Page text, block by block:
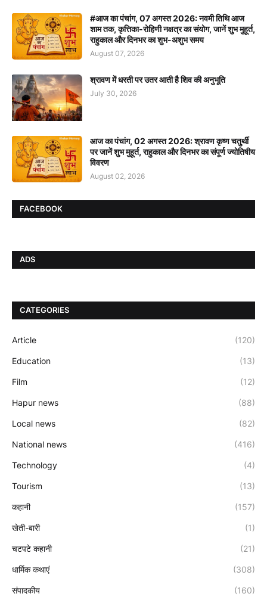
#आज का पंचांग, 07 अगस्त 2026: नवमी तिथि आज
शाम तक, कृत्तिका-रोहिणी नक्षत्र का संयोग, जानें शुभ मुहूर्त,
राहुकाल और दिनभर का शुभ-अशुभ समय
August 07, 2026
श्रावण में धरती पर उतर आती है शिव की अनुभूति
July 30, 2026
आज का पंचांग, 02 अगस्त 2026: श्रावण कृष्ण चतुर्थी
पर जानें शुभ मुहूर्त, राहुकाल और दिनभर का संपूर्ण ज्योतिषीय
विवरण
August 02, 2026
FACEBOOK
ADS
CATEGORIES
Article (120)
Education (13)
Film (12)
Hapur news (88)
Local news (82)
National news (416)
Technology (4)
Tourism (13)
कहानी (157)
खेती-बारी (1)
चटपटे कहानी (21)
धार्मिक कथाएं (308)
संपादकीय (160)